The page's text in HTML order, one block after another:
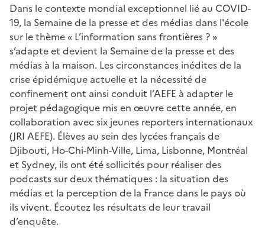
Chapo
Dans le contexte mondial exceptionnel lié au COVID-
19, la Semaine de la presse et des médias dans l'école
sur le thème « L’information sans frontières ? »
s’adapte et devient la Semaine de la presse et des
médias à la maison. Les circonstances inédites de la
crise épidémique actuelle et la nécessité de
confinement ont ainsi conduit l’AEFE à adapter le
projet pédagogique mis en œuvre cette année, en
collaboration avec six jeunes reporters internationaux
(JRI AEFE). Élèves au sein des lycées français de
Djibouti, Ho-Chi-Minh-Ville, Lima, Lisbonne, Montréal
et Sydney, ils ont été sollicités pour réaliser des
podcasts sur deux thématiques : la situation des
médias et la perception de la France dans le pays où
ils vivent. Écoutez les résultats de leur travail
d’enquête.